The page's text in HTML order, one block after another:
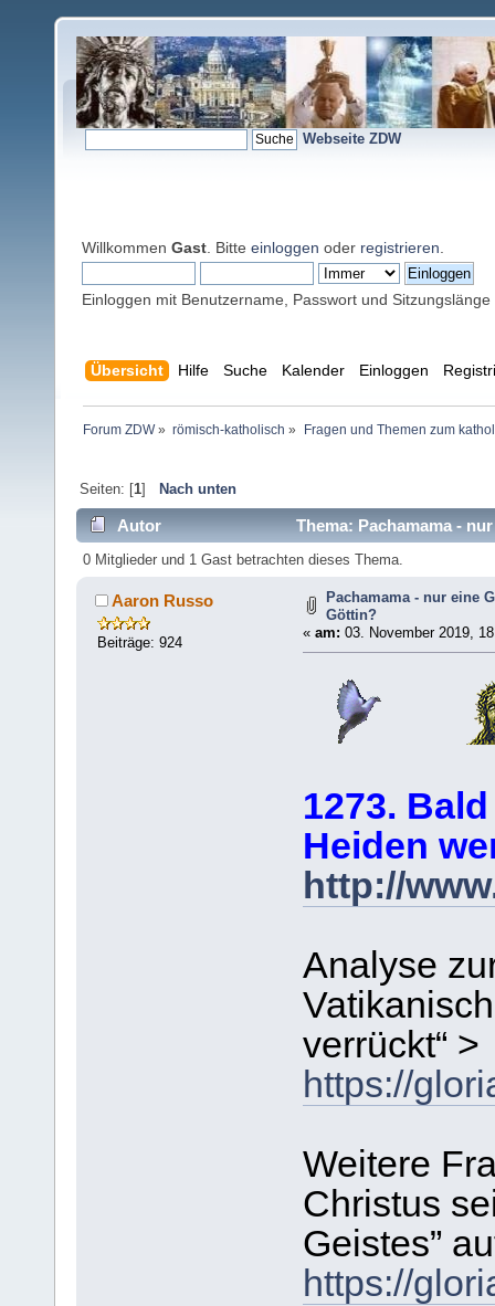
Webseite ZDW
Willkommen Gast . Bitte einloggen oder registrieren
Einloggen mit Benutzername, Passwort und Sitzungslänge
Übersicht Hilfe Suche Kalender Einloggen
Forum ZDW» römisch-katholisch » Fragen und Themen zum
Seiten: [1] Nach unten
Autor Thema: Pachamama -
0 Mitglieder und 1 Gast betrachten dieses Thema.
Aaron Russo
Beiträge: 924
Pachamama - nur eine
Göttin?
« am: 03. November 2019,
1273.
Heiden
http://
Analyse
verrückt“ >
https://
Weitere
Christus
Geistes”
https://